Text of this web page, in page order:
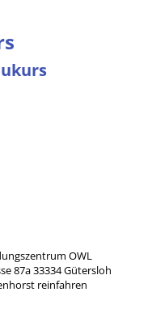
OWL
87a 33334 Gütersloh
reinfahren